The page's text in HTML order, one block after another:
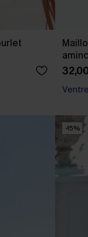
-15%